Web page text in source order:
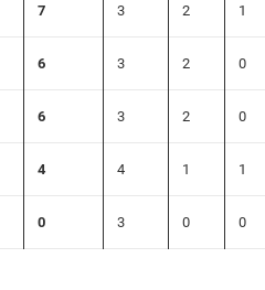
7 3 2 1
6 3 2 0
6 3 2 0
4 4 1 1
0 3 0 0